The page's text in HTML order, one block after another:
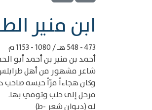
‌‌ابن منير
473 - 548 هـ / 1080 - 1153 م
أحمد بن منير بن أحمد أبو
شاعر مشهور من أهل
وكان هجاءاً مرّاً حبسه
فرحل إلى حلب وتوفي بها.
له (ديوان شعر -ط)